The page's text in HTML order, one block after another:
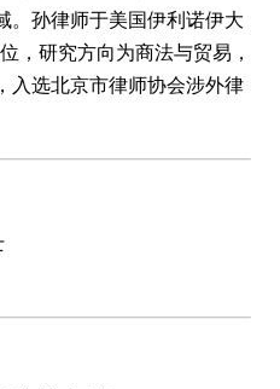
。孙律师于美国伊利诺伊大
，研究方向为商法与贸易，
入选北京市律师协会涉外律